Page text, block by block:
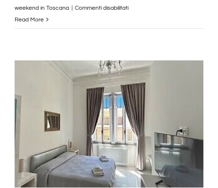
weekend in Toscana
Commenti disabilitatisu
e
Read More